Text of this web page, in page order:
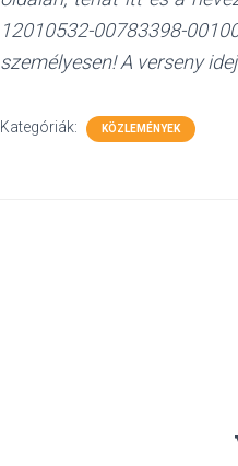
12010532-00783398-
személyesen! A verseny
Kategóriák: KÖZLEMÉNYEK